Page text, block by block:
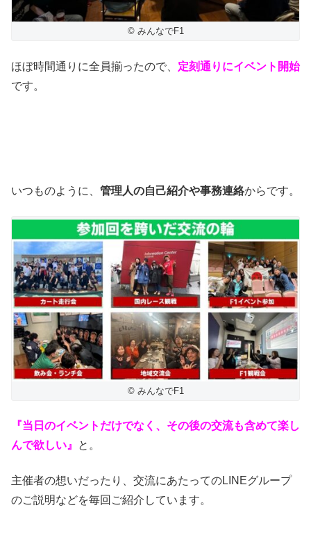
© みんなでF1
ほぼ時間通りに全員揃ったので、 定刻通りにイベント開始
です。
いつものように、 管理人の自己紹介や事務連絡からです。
© みんなでF1
『当日のイベントだけでなく、その後の交流も含めて楽し
んで欲しい』
と。
主催者の想いだったり、交流にあたってのLINEグループ
のご説明などを毎回ご紹介しています。